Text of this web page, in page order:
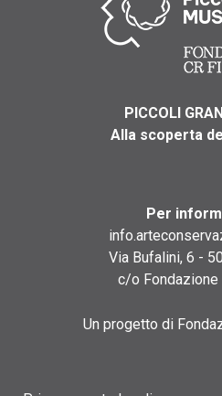
PICCOLI
Alla scoperta
Per
Via Bufalini, 6 -
c/o Fondazione
Un progetto di